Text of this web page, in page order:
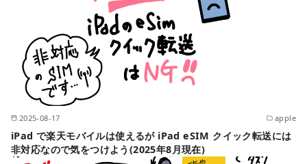
2025-08-17 apple
iPad で楽天モバイルは使えるが iPad eSIM クイック転送には
非対応なので気をつけよう(2025年8月現在)